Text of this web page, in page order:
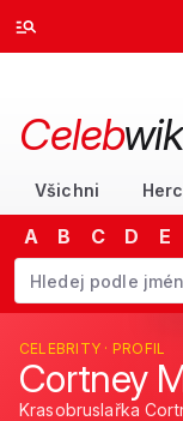
Celeb
Všichni
A B C D E
Začněte psát jméno.
CELEBRITY · PROFIL
Cortney
Krasobruslařka